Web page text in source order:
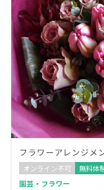
フラワーアレンジメ
オンライン不可
無料体
園芸・フラワー